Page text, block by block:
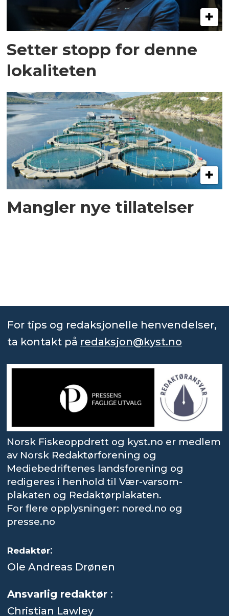
Setter stopp for denne
lokaliteten
Mangler nye tillatelser
For tips og redaksjonelle henvendelser,
ta kontakt på redaksjon@kyst.no
Norsk Fiskeoppdrett og kyst.no er medlem
av Norsk Redaktørforening og
Mediebedriftenes landsforening og
redigeres i henhold til Vær-varsom-
plakaten og Redaktørplakaten.
For flere opplysninger: nored.no og
presse.no
Redaktør:
Ole Andreas Drønen
Ansvarlig redaktør :
Christian Lawley